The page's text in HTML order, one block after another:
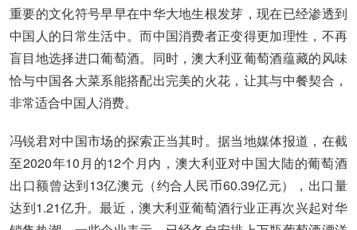
重要的文化符号早早在中华大地生根发芽，现在已经渗透到
中国人的日常生活中。而中国消费者正变得更加理性，不再
盲目地选择进口葡萄酒。同时，澳大利亚葡萄酒蕴藏的风味
恰与中国各大菜系能搭配出完美的火花，让其与中餐契合，
非常适合中国人消费。
冯锐君对中国市场的探索正当其时。据当地媒体报道，在截
至2020年10月的12个月内，澳大利亚对中国大陆的葡萄酒
出口额曾达到13亿澳元（约合人民币60.39亿元），出口量
达到1.21亿升。最近，澳大利亚葡萄酒行业正再次兴起对华